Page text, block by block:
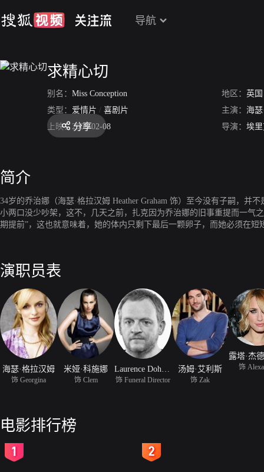
导航
求精心切
别名： Miss Conception 地区： 英国
类型： 爱情片 / 喜剧片 主演： 海瑟
上映： 2008-02-08 导演： 埃里
分享
简介
34岁的乔治娜（海瑟·格拉汉姆 Heather Graham 饰）至今没有子嗣，
小两口没少吵架，这不，几天之前，扎克因为乔治娜的旧事重提而一
期提前”，这也就意味着，她的体内只剩下最后一颗卵子，而她必须在
演职员表
海瑟·格拉汉姆
饰 Georgina
米娅·科施娜
饰 Clem 饰 Funeral Director
汤姆·艾利斯
饰 Zak
饰
电影排行榜